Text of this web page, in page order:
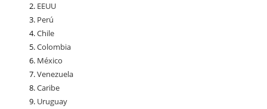
EEUU
Perú
Chile
Colombia
México
Venezuela
Caribe
Uruguay